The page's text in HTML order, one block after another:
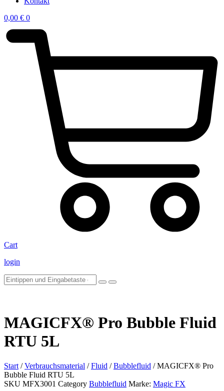
0,00 € 0
Cart
login
MAGICFX® Pro Bubble Fluid
RTU 5L
Start /Verbrauchsmaterial /Fluid /Bubblefluid / MAGICFX® Pro
Bubble Fluid RTU 5L
SKU MFX3001 Category Bubblefluid Marke: Magic FX